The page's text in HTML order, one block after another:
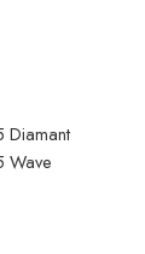
Diamant
Wave